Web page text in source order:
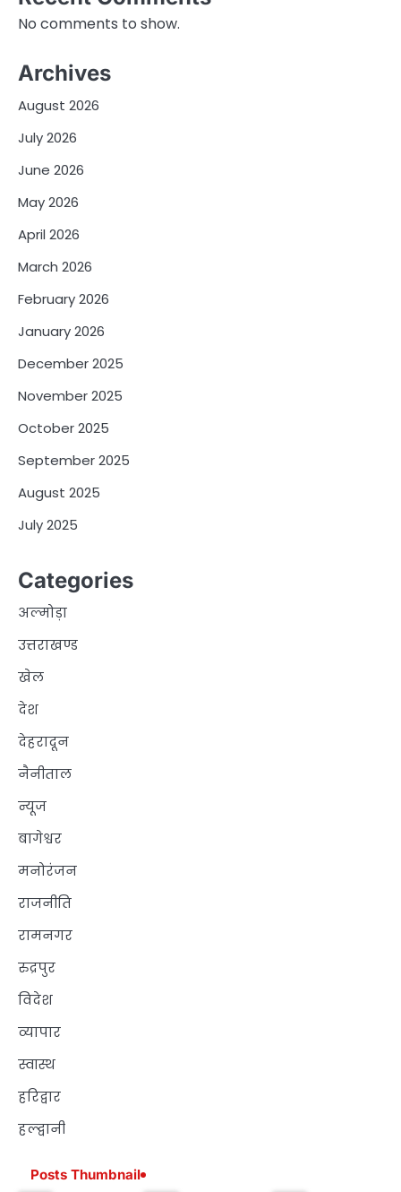
No comments to show.
Archives
August 2026
July 2026
June 2026
May 2026
April 2026
March 2026
February 2026
January 2026
December 2025
November 2025
October 2025
September 2025
August 2025
July 2025
Categories
अल्मोड़ा
उत्तराखण्ड
खेल
देश
देहरादून
नैनीताल
न्यूज
बागेश्वर
मनोरंजन
राजनीति
रामनगर
रुद्रपुर
विदेश
व्यापार
स्वास्थ
हरिद्वार
हल्द्वानी
Posts Thumbnail